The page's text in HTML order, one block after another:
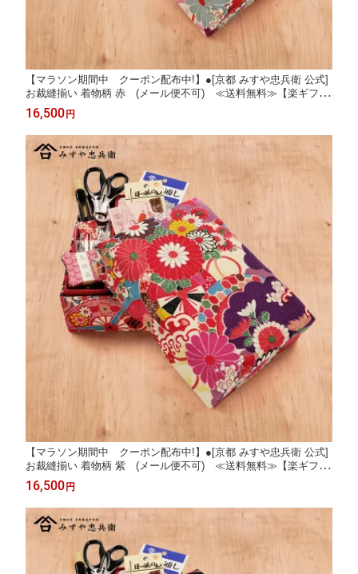
【マラソン期間中 クーポン配布中!】●[京都 みすや忠兵衛 公式]
お裁縫揃い 着物柄 赤 (メール便不可) ≪送料無料≫【楽ギフ_
のし】【楽ギフ_のし宛書】
16,500円
【マラソン期間中 クーポン配布中!】●[京都 みすや忠兵衛 公式]
お裁縫揃い 着物柄 紫 (メール便不可) ≪送料無料≫【楽ギフ_
のし】【楽ギフ_のし宛書】
16,500円